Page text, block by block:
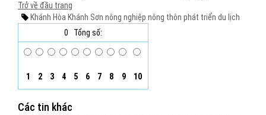
Trở về đầu trang
Khánh Hòa Khánh Sơn nông nghiệp nông thôn phát triển du lịch
0
Tổng số:
1 2 3 4 5 6 7 8 9 10
Các tin khác